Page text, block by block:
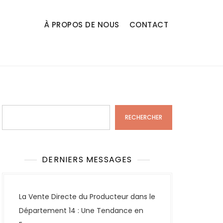
À PROPOS DE NOUS CONTACT
RECHERCHER
DERNIERS MESSAGES
La Vente Directe du Producteur dans le
Département 14 : Une Tendance en